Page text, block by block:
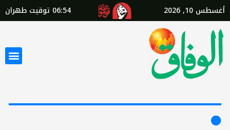
أغسطس 10, 2026 06:54 توقيت طهران